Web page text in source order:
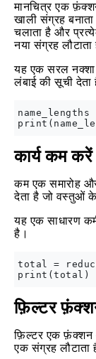
मानचित्र एक
खाली संग्रह
चलाता है और
नया संग्रह लौटाता
यह एक सरल नक्शा
लंबाई की सूची देता
कार्य कम करें
कम एक समारोह
देता है जो वस्तुओं के
यह एक साधारण
है।
total =
फ़िल्टर
फ़िल्टर एक फ़ंक्शन
एक संग्रह